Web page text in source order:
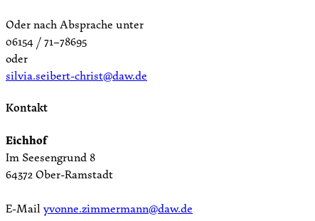
Oder nach Absprache unter
06154 / 71–78695
oder
silvia.seibert-christ@daw.de
Kontakt
Eichhof
Im Seesengrund 8
64372 Ober-Ramstadt
E-Mailyvonne.zimmermann@daw.de